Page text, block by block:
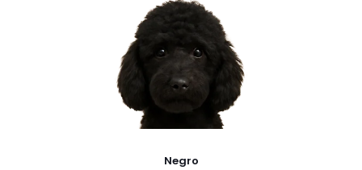
Negro